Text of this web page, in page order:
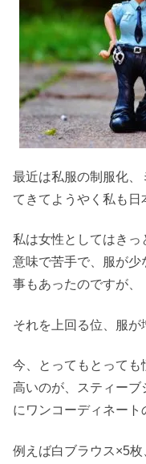
最近は私服の制服化、
てきてようやく私も
私は女性としてはき
意味で苦手で、服が少
事もあったのですが、
それを上回る位、服が
今、とってもとって
高いのが、スティー
にワンコーディネート
例えば白ブラウス×5